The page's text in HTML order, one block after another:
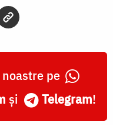
pe
și Telegram!